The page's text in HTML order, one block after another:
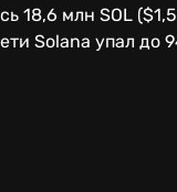
18,6 млн SOL
Solana упал до